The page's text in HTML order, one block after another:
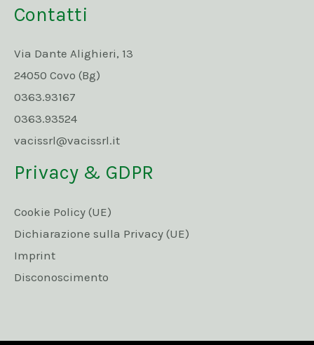
Contatti
Via Dante Alighieri, 13
24050 Covo (Bg)
0363.93167
0363.93524
vacissrl@vacissrl.it
Privacy & GDPR
Cookie Policy (UE)
Dichiarazione sulla Privacy (UE)
Imprint
Disconoscimento